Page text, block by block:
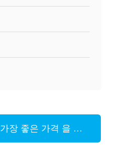
가장 좋은 가격 을 구하라